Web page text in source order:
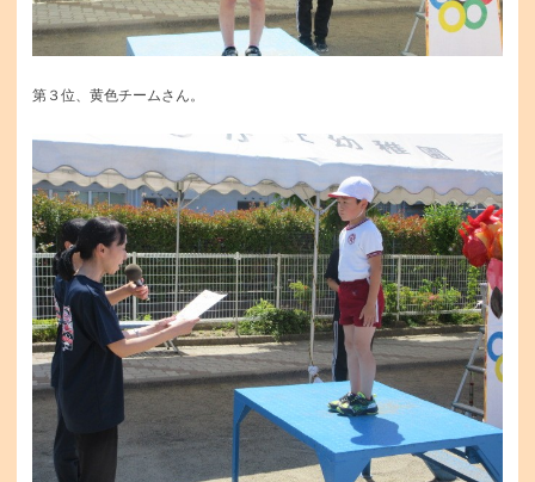
第３位、黄色チームさん。